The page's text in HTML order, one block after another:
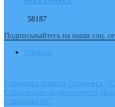
58187
Подписывайтесь на наши соц.
Telegram
Страховка туриста Страховка
Страхование недвижимости
Страховка НС